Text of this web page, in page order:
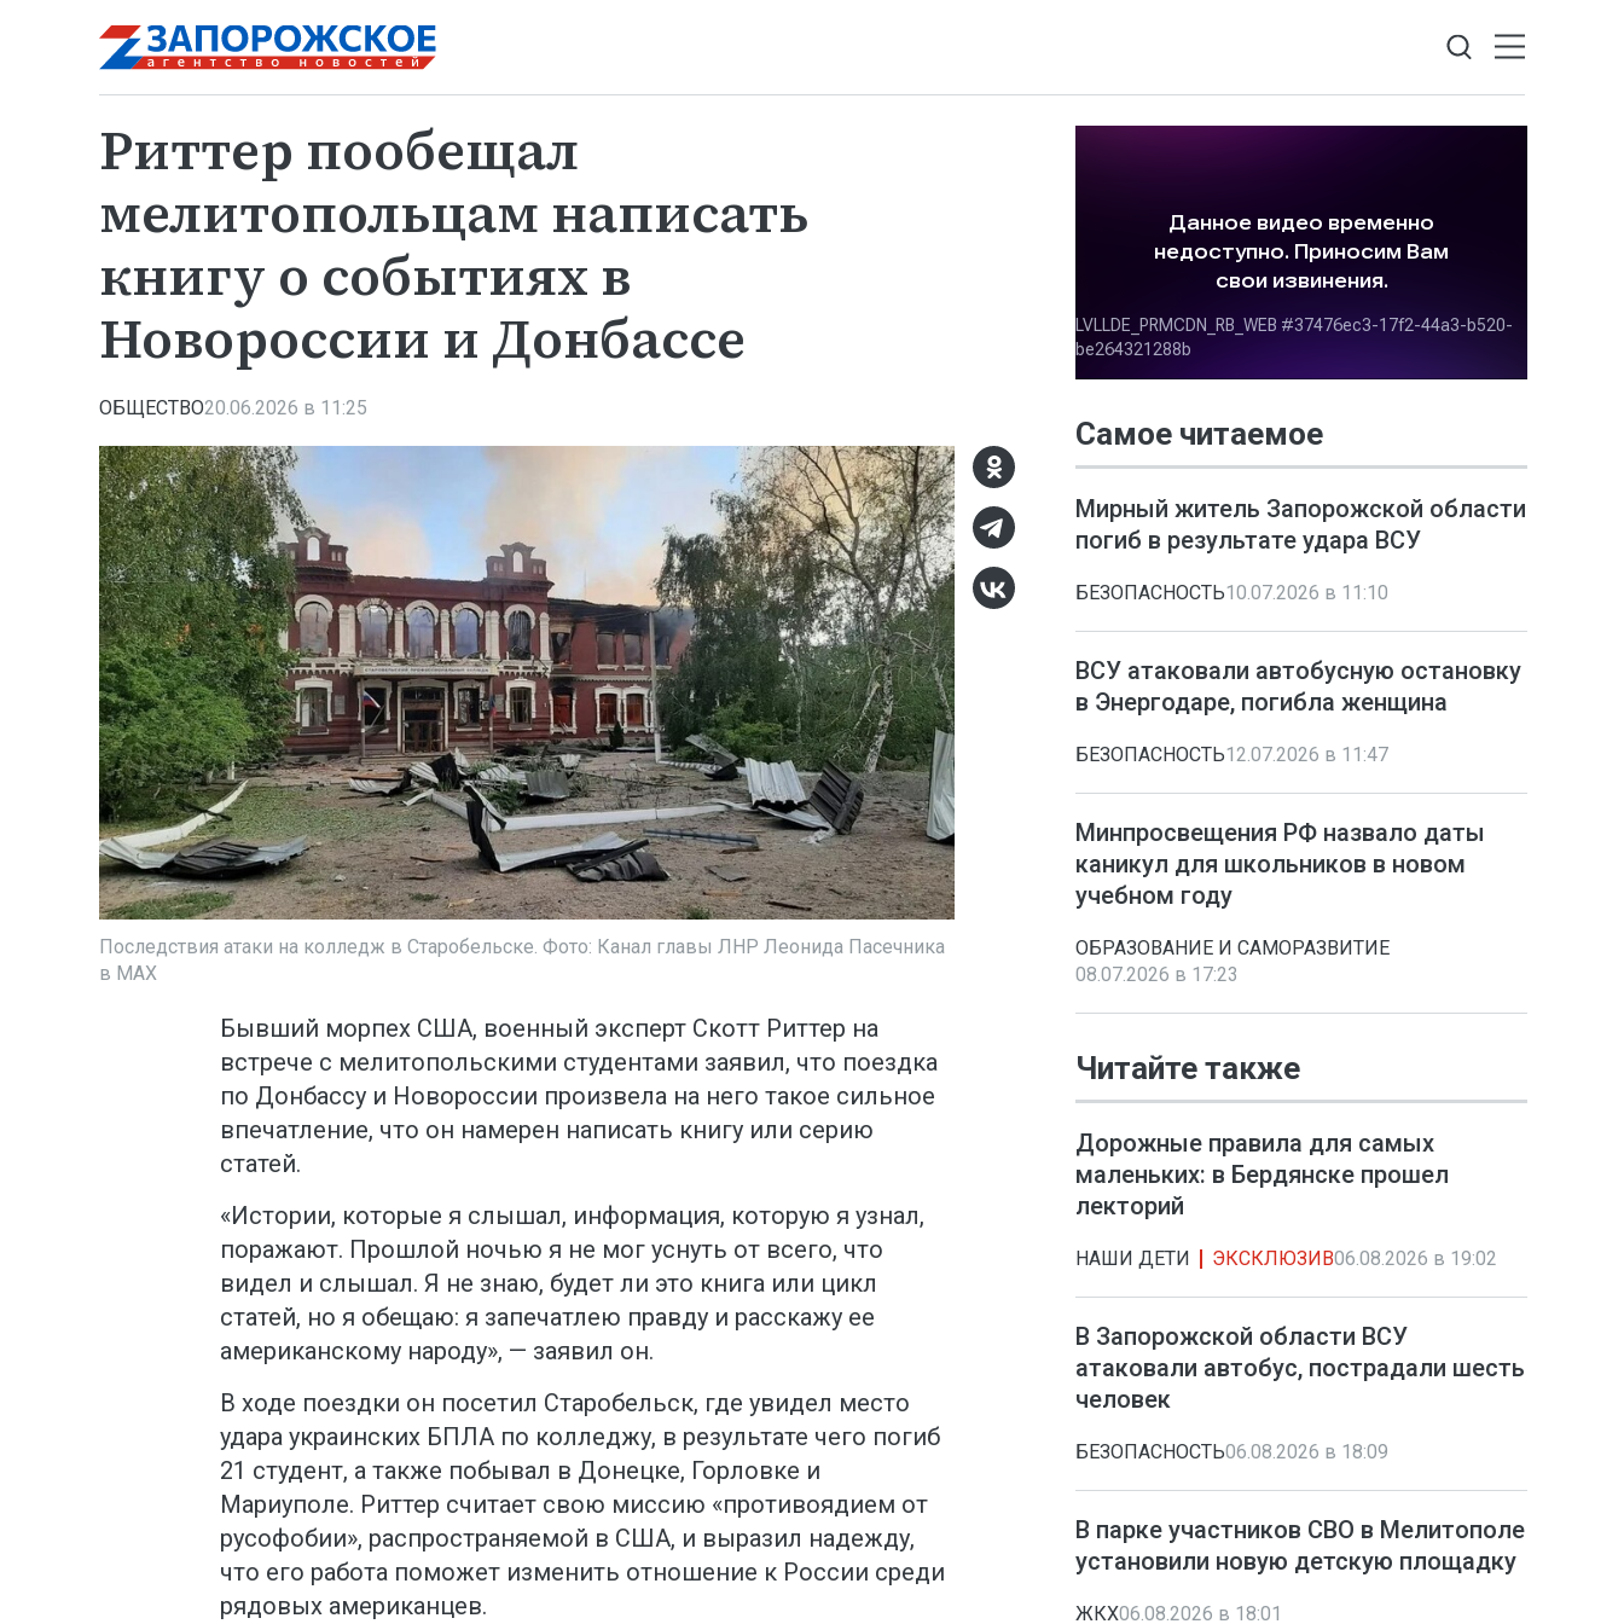
Риттер пообещал
мелитопольцам написать
книгу о событиях в
Новороссии и Донбассе
ОБЩЕСТВО20.06.2026 в 11:25
Последствия атаки на колледж в Старобельске. Фото: Канал главы ЛНР Леонида Пасечника
в МАХ
Бывший морпех США, военный эксперт Скотт Риттер на
встрече с мелитопольскими студентами заявил, что поездка
по Донбассу и Новороссии произвела на него такое сильное
впечатление, что он намерен написать книгу или серию
статей.
«Истории, которые я слышал, информация, которую я узнал,
поражают. Прошлой ночью я не мог уснуть от всего, что
видел и слышал. Я не знаю, будет ли это книга или цикл
статей, но я обещаю: я запечатлею правду и расскажу ее
американскому народу», — заявил он.
В ходе поездки он посетил Старобельск, где увидел место
удара украинских БПЛА по колледжу, в результате чего погиб
21 студент, а также побывал в Донецке, Горловке и
Мариуполе. Риттер считает свою миссию «противоядием от
русофобии», распространяемой в США, и выразил надежду,
что его работа поможет изменить отношение к России среди
рядовых американцев.
Самое читаемое
Мирный житель Запорожской области
погиб в результате удара ВСУ
БЕЗОПАСНОСТЬ10.07.2026 в 11:10
ВСУ атаковали автобусную остановку
в Энергодаре, погибла женщина
БЕЗОПАСНОСТЬ12.07.2026 в 11:47
Минпросвещения РФ назвало даты
каникул для школьников в новом
учебном году
ОБРАЗОВАНИЕ И САМОРАЗВИТИЕ
08.07.2026 в 17:23
Читайте также
Дорожные правила для самых
маленьких: в Бердянске прошел
лекторий
НАШИ ДЕТИ ЭКСКЛЮЗИВ06.08.2026 в 19:02
В Запорожской области ВСУ
атаковали автобус, пострадали шесть
человек
БЕЗОПАСНОСТЬ06.08.2026 в 18:09
В парке участников СВО в Мелитополе
установили новую детскую площадку
ЖКХ06.08.2026 в 18:01